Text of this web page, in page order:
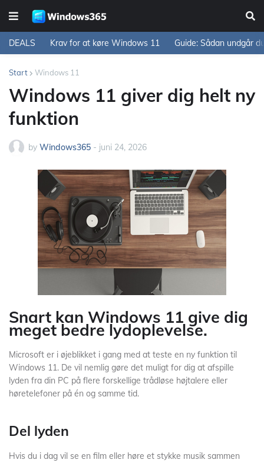
DEALS Krav for at køre Windows 11 Guide: Sådan undgår
Start Windows 11
Windows 11 giver dig helt ny
funktion
by Windows365 - juni 24, 2026
Snart kan Windows 11 give dig
meget bedre lydoplevelse.
Microsoft er i øjeblikket i gang med at teste en ny funktion til
Windows 11. De vil nemlig gøre det muligt for dig at afspille
lyden fra din PC på flere forskellige trådløse højtalere eller
høretelefoner på én og samme tid.
Del lyden
Hvis du i dag vil se en film eller høre et stykke musik sammen